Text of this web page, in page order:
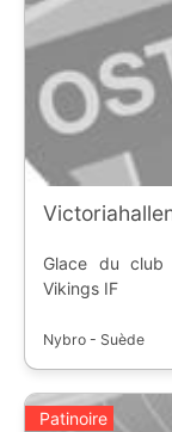
Glace du
Vikings IF
Nybro - Suède
Patinoire